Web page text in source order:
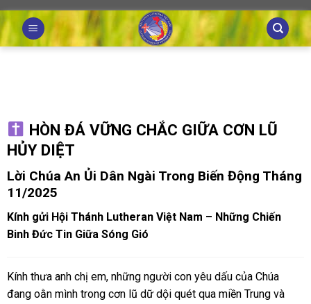
Skip
to
content
HÒN ĐÁ VỮNG CHẮC GIỮA CƠN LŨ
HỦY DIỆT
Lời Chúa An Ủi Dân Ngài Trong Biến Động Tháng
11/2025
Kính gửi Hội Thánh Lutheran Việt Nam – Những Chiến
Binh Đức Tin Giữa Sóng Gió
Kính thưa anh chị em, những người con yêu dấu của Chúa
đang oằn mình trong cơn lũ dữ dội quét qua miền Trung và